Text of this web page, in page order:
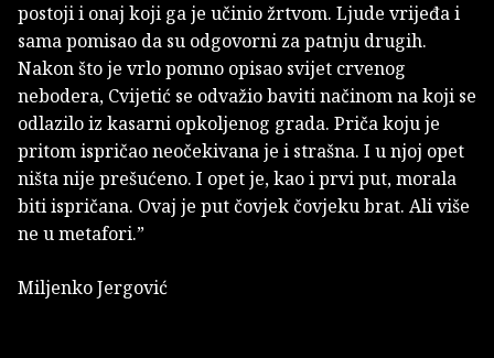
postoji i onaj koji ga je učinio žrtvom. Ljude vrijeđa i
sama pomisao da su odgovorni za patnju drugih.
Nakon što je vrlo pomno opisao svijet crvenog
nebodera, Cvijetić se odvažio baviti načinom na koji se
odlazilo iz kasarni opkoljenog grada. Priča koju je
pritom ispričao neočekivana je i strašna. I u njoj opet
ništa nije prešućeno. I opet je, kao i prvi put, morala
biti ispričana. Ovaj je put čovjek čovjeku brat. Ali više
ne u metafori.”
Miljenko Jergović